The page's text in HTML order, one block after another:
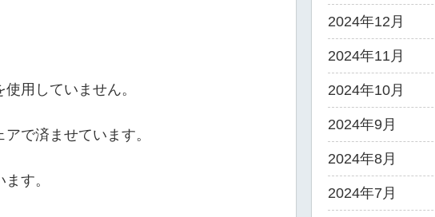
用していません。
で済ませています。
す。
2024年12月
2024年11月
2024年10月
2024年9月
2024年8月
2024年7月